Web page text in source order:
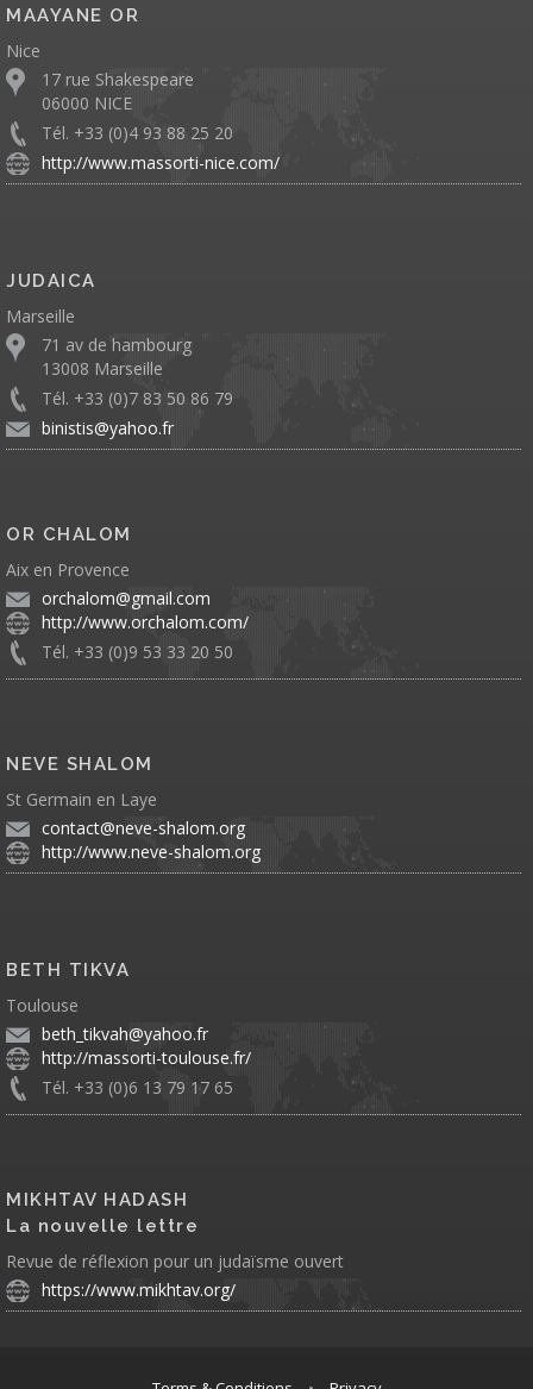
MAAYANE OR
Nice
17 rue Shakespeare
06000 NICE
Tél. +33 (0)4 93 88 25 20
http://www.massorti-nice.com/
JUDAICA
Marseille
71 av de hambourg
13008 Marseille
Tél. +33 (0)7 83 50 86 79
binistis@yahoo.fr
OR CHALOM
Aix en Provence
orchalom@gmail.com
http://www.orchalom.com/
Tél. +33 (0)9 53 33 20 50
NEVE SHALOM
St Germain en Laye
contact@neve-shalom.org
http://www.neve-shalom.org
BETH TIKVA
Toulouse
beth_tikvah@yahoo.fr
http://massorti-toulouse.fr/
Tél. +33 (0)6 13 79 17 65
MIKHTAV HADASH
La nouvelle lettre
Revue de réflexion pour un judaïsme ouvert
https://www.mikhtav.org/